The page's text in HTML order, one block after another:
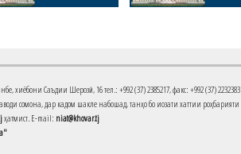
хиёбони Саъдии Шерозӣ, 16 тел.: +992 (37) 2385217, факс: +992 (37) 2232383
сомона, дар кадом шакле набошад, танҳо бо иҷозати хаттии роҳбарияти
ҳатмист. E-mail: niat@khovar.tj